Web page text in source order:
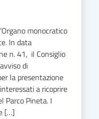
monocratico
In data
n. 41, il Consiglio
di
la presentazione
a ricoprire
Parco Pineta. I
[…]